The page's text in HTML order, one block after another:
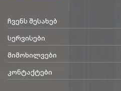
ჩვენს შესახებ
სერვისები
მიმოხილვები
კონტაქტები